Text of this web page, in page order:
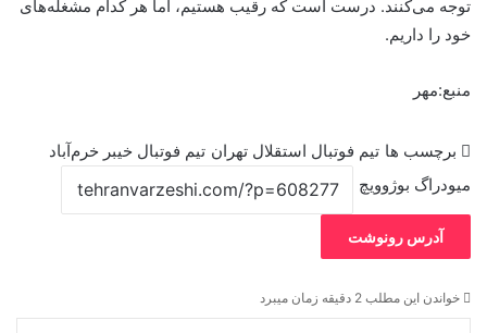
توجه می‌کنند. درست است که رقیب هستیم، اما هر کدام مشغله‌های
خود را داریم.
منبع:مهر
برچسب ها تیم فوتبال استقلال تهران تیم فوتبال خیبر خرم‌آباد
میودراگ بوژوویچ
آدرس رونوشت
خواندن این مطلب 2 دقیقه زمان میبرد